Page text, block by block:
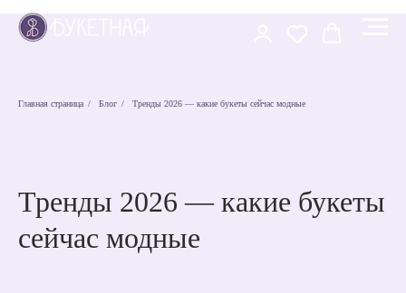
Главная страница / Блог / Тренды 2026 — какие букеты сейчас модные
Тренды 2026 — какие букеты
сейчас модные